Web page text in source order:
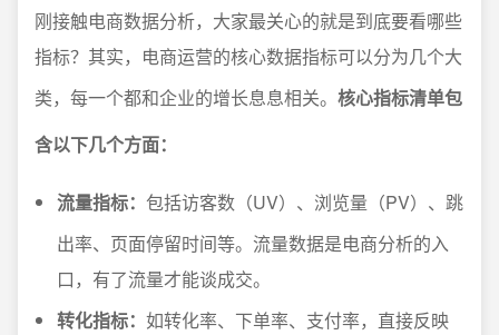
刚接触电商数据分析，大家最关心的就是到底要看哪些
指标？其实，电商运营的核心数据指标可以分为几个大
类，每一个都和企业的增长息息相关。 核心指标清单包
含以下几个方面：
流量指标： 包括访客数（UV）、浏览量（PV）、跳
出率、页面停留时间等。流量数据是电商分析的入
口，有了流量才能谈成交。
转化指标： 如转化率、下单率、支付率，直接反映